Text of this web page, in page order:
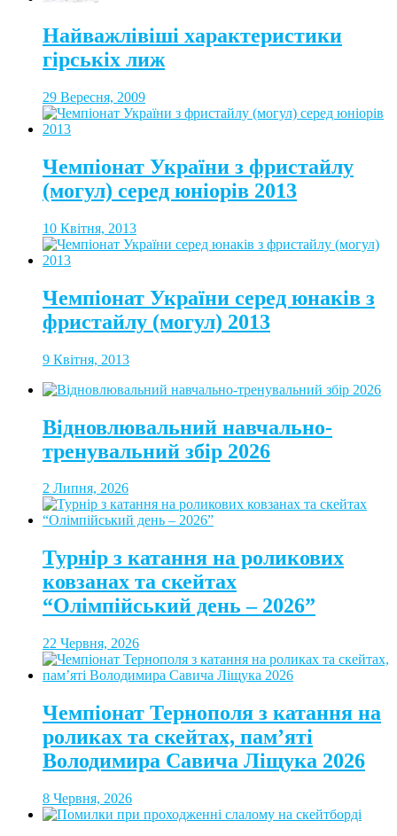
Найважлівіші характеристики
гірськіх лиж
29 Вересня, 2009
Чемпіонат України з фристайлу
(могул) серед юніорів 2013
10 Квітня, 2013
Чемпіонат України серед юнаків з
фристайлу (могул) 2013
9 Квітня, 2013
Відновлювальний навчально-
тренувальний збір 2026
2 Липня, 2026
Турнір з катання на роликових
ковзанах та скейтах
“Олімпійський день – 2026”
22 Червня, 2026
Чемпіонат Тернополя з катання на
роликах та скейтах, пам’яті
Володимира Савича Ліщука 2026
8 Червня, 2026